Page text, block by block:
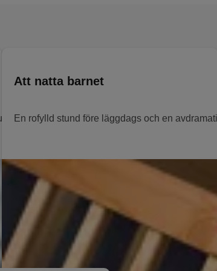
man för att natta barnet så att det kan somna
Att natta barnet
En rofylld stund före läggdags och en